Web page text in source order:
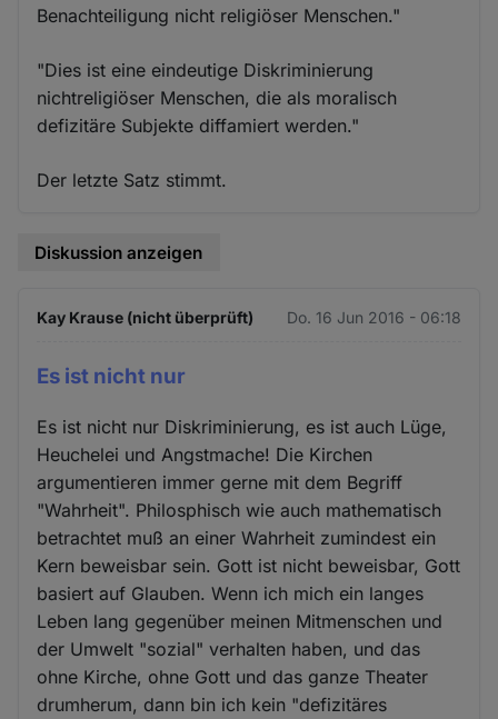
Benachteiligung nicht religiöser Menschen."
"Dies ist eine eindeutige Diskriminierung
nichtreligiöser Menschen, die als moralisch
defizitäre Subjekte diffamiert werden."
Der letzte Satz stimmt.
Diskussion anzeigen
Kay Krause (nicht überprüft) Do. 16 Jun 2016 - 06:18
Es ist nicht nur
Es ist nicht nur Diskriminierung, es ist auch Lüge,
Heuchelei und Angstmache! Die Kirchen
argumentieren immer gerne mit dem Begriff
"Wahrheit". Philosphisch wie auch mathematisch
betrachtet muß an einer Wahrheit zumindest ein
Kern beweisbar sein. Gott ist nicht beweisbar, Gott
basiert auf Glauben. Wenn ich mich ein langes
Leben lang gegenüber meinen Mitmenschen und
der Umwelt "sozial" verhalten haben, und das
ohne Kirche, ohne Gott und das ganze Theater
drumherum, dann bin ich kein "defizitäres